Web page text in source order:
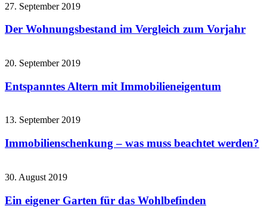
27. September 2019
Der Wohnungsbestand im Vergleich zum Vorjahr
20. September 2019
Entspanntes Altern mit Immobilieneigentum
13. September 2019
Immobilienschenkung – was muss beachtet werden?
30. August 2019
Ein eigener Garten für das Wohlbefinden